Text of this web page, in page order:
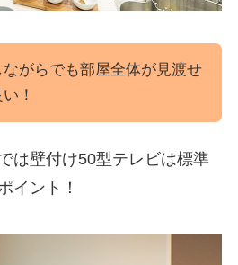
ながらでも部屋全体が見渡せ
！
は壁付け50型テレビは標準
イント！